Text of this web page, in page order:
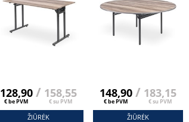
128,90
€ be PVM
/ 158,55
€ su PVM
ŽIŪRĖK
148,90
€ be PVM
/ 183,15
€ su PVM
ŽIŪRĖK